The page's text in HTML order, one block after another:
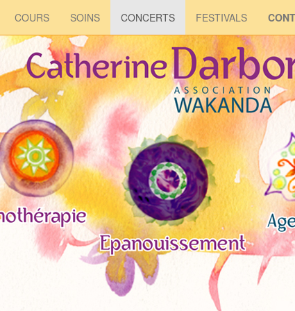
COURS SOINS CONCERTS FESTIVALS